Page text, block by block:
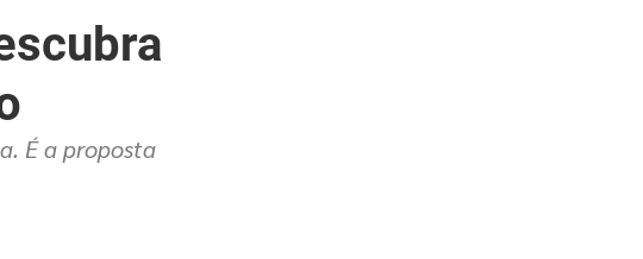
É a proposta